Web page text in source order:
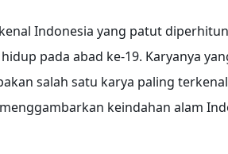
Indonesia yang patut
pada abad ke-19. Karyanya
salah satu karya paling
keindahan alam